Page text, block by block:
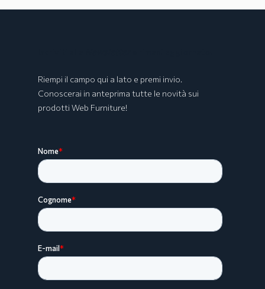
Riempi il campo qui a lato e premi invio.
Conoscerai in anteprima tutte le novità sui
prodotti Web Furniture!